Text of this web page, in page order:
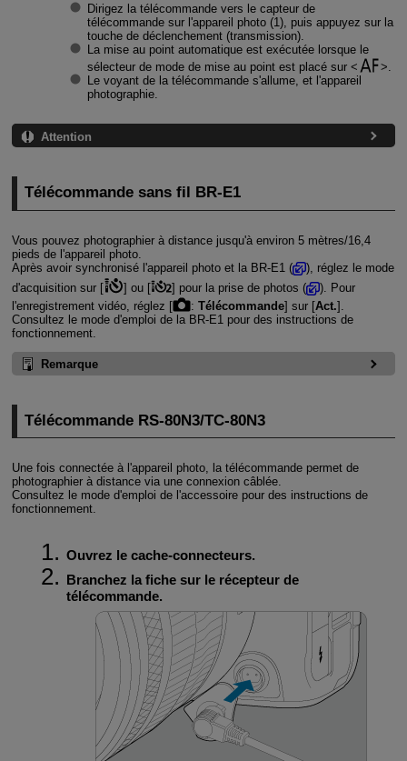
Dirigez la télécommande vers le capteur de
télécommande sur l'appareil photo (1), puis appuyez sur la
touche de déclenchement (transmission).
La mise au point automatique est exécutée lorsque le
sélecteur de mode de mise au point est placé sur
Le voyant de la télécommande s'allume, et l'appareil
photographie.
Attention
Télécommande sans fil BR-E1
Vous pouvez photographier à distance jusqu'à environ 5 mètres/16,4
pieds de l'appareil photo.
Après avoir synchronisé l'appareil photo et la BR-E1 (
), réglez le mode
d'acquisition sur [
] ou [ ] pour la prise de photos (
). Pour
l'enregistrement vidéo, réglez [
: Télécommande] sur [Act.].
Consultez le mode d'emploi de la BR-E1pour des instructions de
fonctionnement.
Remarque
Télécommande RS-80N3/TC-80N3
Une fois connectée à l'appareil photo, la télécommande permet de
photographier à distance via une connexion câblée.
Consultez le mode d'emploi de l'accessoire pour des instructions de
fonctionnement.
Ouvrez le cache-connecteurs.
Branchez la fiche sur le récepteur de
télécommande.